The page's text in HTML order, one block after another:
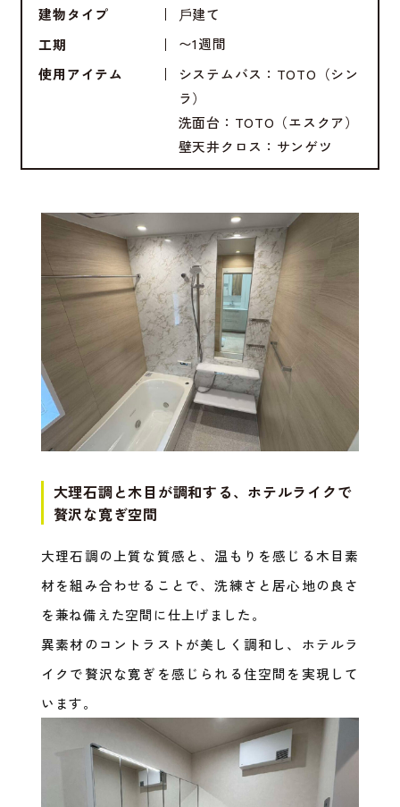
建物タイプ
⼾建て
工期
〜1週間
使用アイテム
システムバス：TOTO（シン
ラ）
洗面台：TOTO（エスクア）
壁天井クロス：サンゲツ
大理石調と木目が調和する、ホテルライクで
贅沢な寛ぎ空間
大理石調の上質な質感と、温もりを感じる木目素
材を組み合わせることで、洗練さと居心地の良さ
を兼ね備えた空間に仕上げました。
異素材のコントラストが美しく調和し、ホテルラ
イクで贅沢な寛ぎを感じられる住空間を実現して
います。